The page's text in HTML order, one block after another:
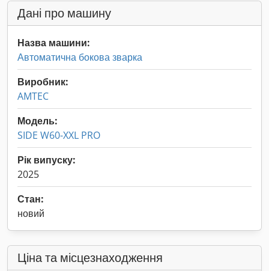
Дані про машину
Назва машини:
Автоматична бокова зварка
Виробник:
AMTEC
Модель:
SIDE W60-XXL PRO
Рік випуску:
2025
Стан:
новий
Ціна та місцезнаходження